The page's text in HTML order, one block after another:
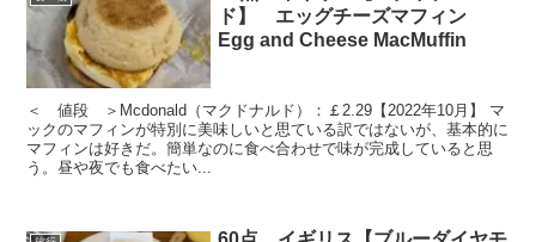
ド】 エッグチーズマフィン
Egg and Cheese MacMuffin
＜ 値段 ＞Mcdonald（マクドナルド）：￡2.29【2022年10月】 マ
ックのマフィンが特別に美味しいと思ている訳ではないが、基本的に
マフィンは好きだ。簡単なのに食べ合わせで味が完成していると思
う。昼や夜でも食べたい...